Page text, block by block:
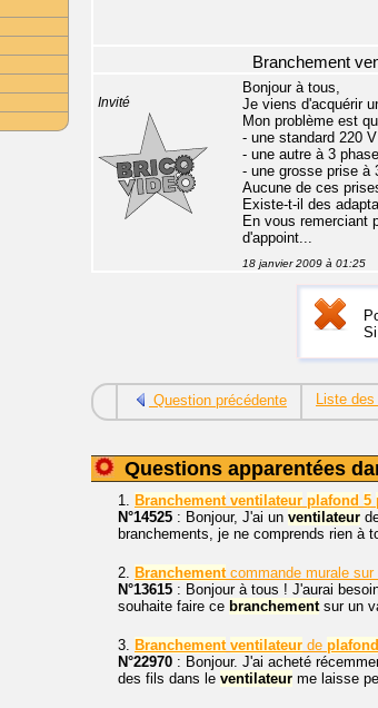
Branchement
Invité
Bonjour à tous,
Je viens d'acquérir
Mon problème est
- une standard 220 V
- une autre à 3
- une grosse prise à
Aucune de ces
Existe-t-il des
En vous remerciant
d'appoint...
18 janvier 2009 à 01:25
Question précédente Liste
Questions apparentées
1. Branchement ventilateur plafond 5
N°14525 : Bonjour, J'ai un ventilateur
branchements, je ne comprends rien à
2. Branchementcommande murale sur
N°13615 : Bonjour à tous ! J'aurai
souhaite faire ce branchementsur un
3. Branchement ventilateur de plafond
N°22970 : Bonjour. J'ai acheté
des fils dans le ventilateur me laisse